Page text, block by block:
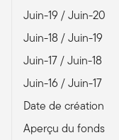
Juin-19 / Juin-20
Juin-18 / Juin-19
Juin-17 / Juin-18
Juin-16 / Juin-17
Date de création
Aperçu du fonds